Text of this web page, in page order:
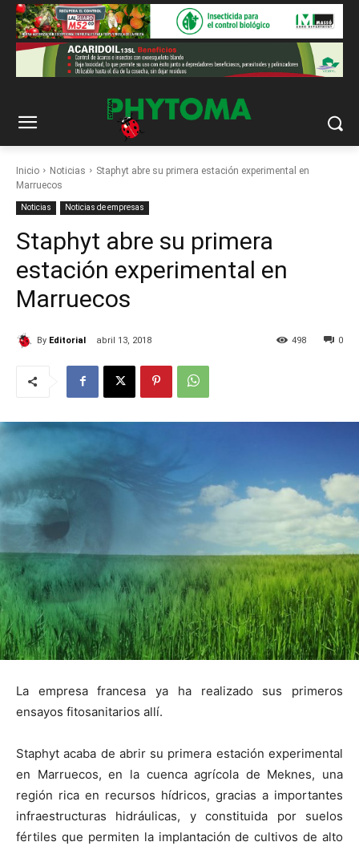
Inicio Noticias
Staphyt abre su primera estación experimental en
Marruecos
Noticias Noticias de empresas
Staphyt abre su primera
estación experimental en
Marruecos
By Editorial abril 13, 2018 0
498
La empresa francesa ya ha realizado sus primeros
ensayos fitosanitarios allí.
Staphyt acaba de abrir su primera estación experimental
en Marruecos, en la cuenca agrícola de Meknes, una
región rica en recursos hídricos, gracias a importantes
infraestructuras hidráulicas, y constituida por suelos
fértiles que permiten la implantación de cultivos de alto